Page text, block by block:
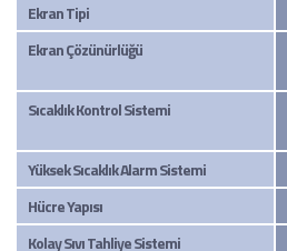
Ekran Tipi
Ekran Çözünürlüğü
Sıcaklık Kontrol Sistemi
Yüksek Sıcaklık Alarm Sistemi
Hücre Yapısı
Kolay Sıvı Tahliye Sistemi